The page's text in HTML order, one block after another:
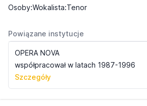
Osoby:Wokalista:Tenor
Powiązane instytucje
OPERA NOVA
współpracował w latach 1987-1996
Szczegóły